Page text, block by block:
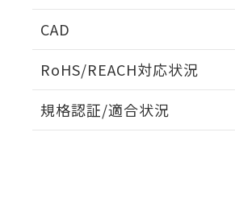
CAD
RoHS/REACH対応状況
EU RoHS 注意事項・凡例
規格認証/適合状況